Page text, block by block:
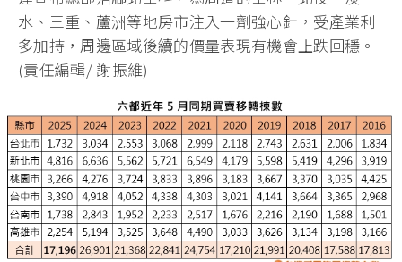
水、三重、蘆洲等地房市注入一劑強心針，受產業利
多加持，周邊區域後續的價量表現有機會止跌回穩。
(責任編輯/ 謝振維)